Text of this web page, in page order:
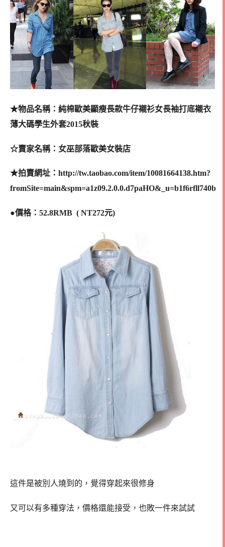
★物品名稱：純棉歐美顯瘦長款牛仔襯衫女長袖打底襯衣
薄大碼學生外套2015秋裝
☆賣家名稱：女巫部落歐美女裝店
★拍賣網址：http://tw.taobao.com/item/10081664138.htm?
fromSite=main&spm=a1z09.2.0.0.d7paHO&_u=b1f6rfll740b
●價格：52.8RMB ( NT272元)
這件是被別人燒到的，覺得穿起來很修身
又可以有多種穿法，價格還能接受，也敗一件來試試